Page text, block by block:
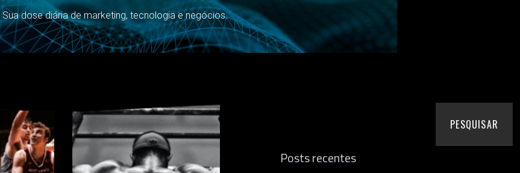
Sua dose diária de marketing, tecnologia e negócios.
PESQUISAR
Posts recentes